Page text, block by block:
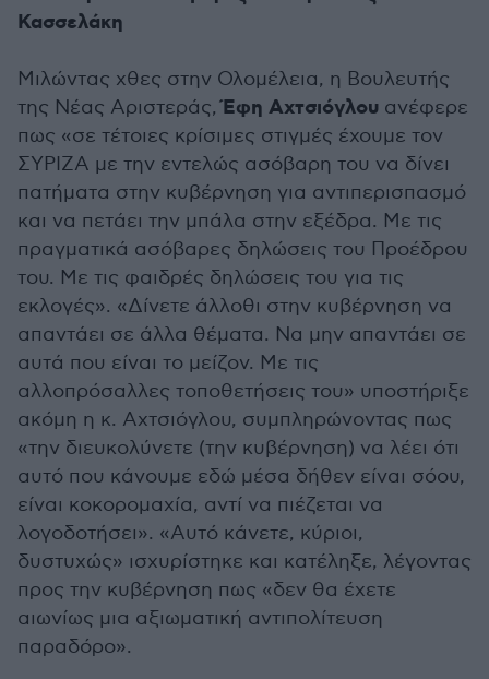
Κασσελάκη
Μιλώντας χθες στην Ολομέλεια, η Βουλευτής
της Νέας Αριστεράς,Έφη Αχτσιόγλου ανέφερε
πως «σε τέτοιες κρίσιμες στιγμές έχουμε τον
ΣΥΡΙΖΑ με την εντελώς ασόβαρη του να δίνει
πατήματα στην κυβέρνηση για αντιπερισπασμό
και να πετάει την μπάλα στην εξέδρα. Με τις
πραγματικά ασόβαρες δηλώσεις του Προέδρου
του. Με τις φαιδρές δηλώσεις του για τις
εκλογές». «Δίνετε άλλοθι στην κυβέρνηση να
απαντάει σε άλλα θέματα. Να μην απαντάει σε
αυτά που είναι το μείζον. Με τις
αλλοπρόσαλλες τοποθετήσεις του» υποστήριξε
ακόμη η κ. Αχτσιόγλου, συμπληρώνοντας πως
«την διευκολύνετε (την κυβέρνηση) να λέει ότι
αυτό που κάνουμε εδώ μέσα δήθεν είναι σόου,
είναι κοκορομαχία, αντί να πιέζεται να
λογοδοτήσει». «Αυτό κάνετε, κύριοι,
δυστυχώς» ισχυρίστηκε και κατέληξε, λέγοντας
προς την κυβέρνηση πως «δεν θα έχετε
αιωνίως μια αξιωματική αντιπολίτευση
παραδόρο».